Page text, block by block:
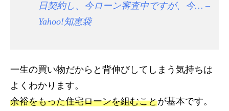
日契約し、今ローン審査中ですが、今… –
Yahoo!知恵袋
一生の買い物だからと背伸びしてしまう気持ちは
よくわかります。
余裕をもった住宅ローンを組むことが基本です。